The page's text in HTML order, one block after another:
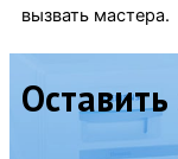
вызвать мастера.
Оставить